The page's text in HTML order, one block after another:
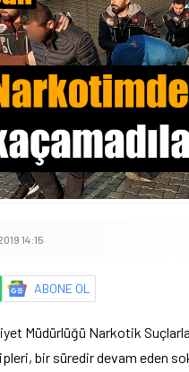
14:15
ABONE OL
Müdürlüğü Narkotik
bir süredir devam eden